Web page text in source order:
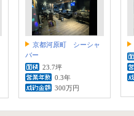
京都河原町 シーシャ
バー
23.7坪
0.3年
300万円